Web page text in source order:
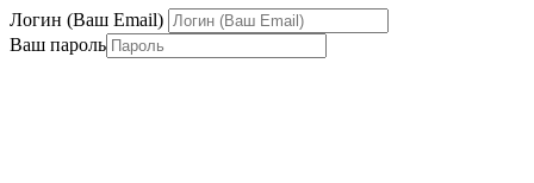
Логин (Ваш Email)
Ваш пароль